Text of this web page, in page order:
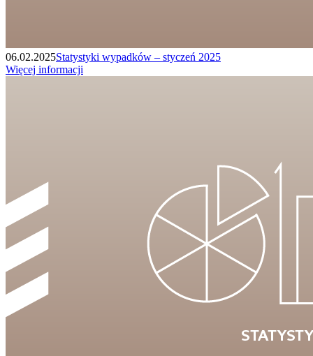
06.02.2025Statystyki wypadków – styczeń 2025
Więcej informacji